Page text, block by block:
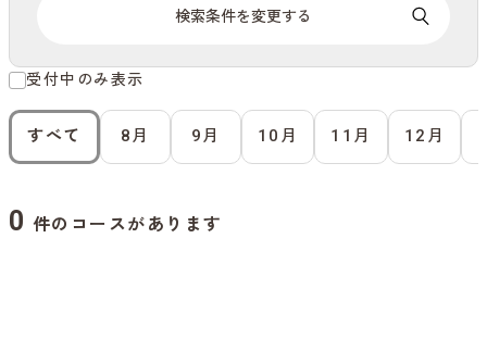
検索条件を変更する
受付中のみ表示
すべて 8月 9月 10月 11月 12月
0 件のコースがあります